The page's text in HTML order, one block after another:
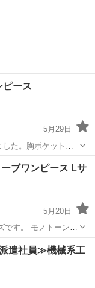
ース
5月29日
た。胸ポケットあ
ル製、スカート部分
立川〜豊田駅で受渡
ブワンピース Lサ
5月20日
の使用感はありますが、目立つ汚れはありません。 - サイズ: 12...
多少
遣社員≫機械系工